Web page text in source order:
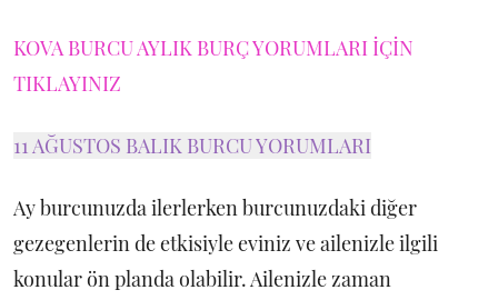
KOVA BURCU AYLIK BURÇ YORUMLARI İÇİN
TIKLAYINIZ
11 AĞUSTOS BALIK BURCU YORUMLARI
Ay burcunuzda ilerlerken burcunuzdaki diğer
gezegenlerin de etkisiyle eviniz ve ailenizle ilgili
konular ön planda olabilir. Ailenizle zaman